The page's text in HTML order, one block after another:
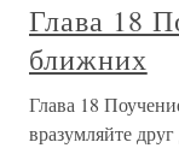
Глава 18
ближних
Глава 18
вразумляйте